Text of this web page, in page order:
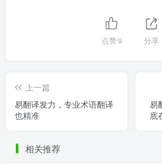
点赞9 分享
上一篇
易翻译发力，专业术语翻译
也精准
易
底
相关推荐